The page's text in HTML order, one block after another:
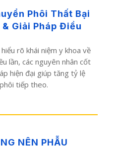
Phôi Thất Bại
& Giải Pháp Điều
rõ khái niệm y khoa về
lần, các nguyên nhân cốt
hiện đại giúp tăng tỷ lệ
tiếp theo.
NÊN PHẪU